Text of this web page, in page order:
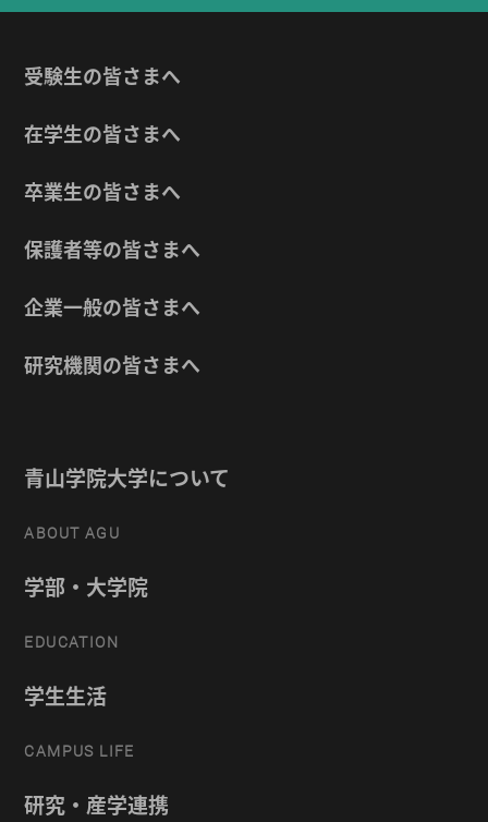
受験生の皆さまへ
在学生の皆さまへ
卒業生の皆さまへ
保護者等の皆さまへ
企業一般の皆さまへ
研究機関の皆さまへ
青山学院大学について
ABOUT AGU
学部・大学院
EDUCATION
学生生活
CAMPUS LIFE
研究・産学連携